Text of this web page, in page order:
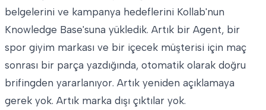
belgelerini ve kampanya hedeflerini Kollab'nun
Knowledge Base'suna yükledik. Artık bir Agent, bir
spor giyim markası ve bir içecek müşterisi için maç
sonrası bir parça yazdığında, otomatik olarak doğru
brifingden yararlanıyor. Artık yeniden açıklamaya
gerek yok. Artık marka dışı çıktılar yok.